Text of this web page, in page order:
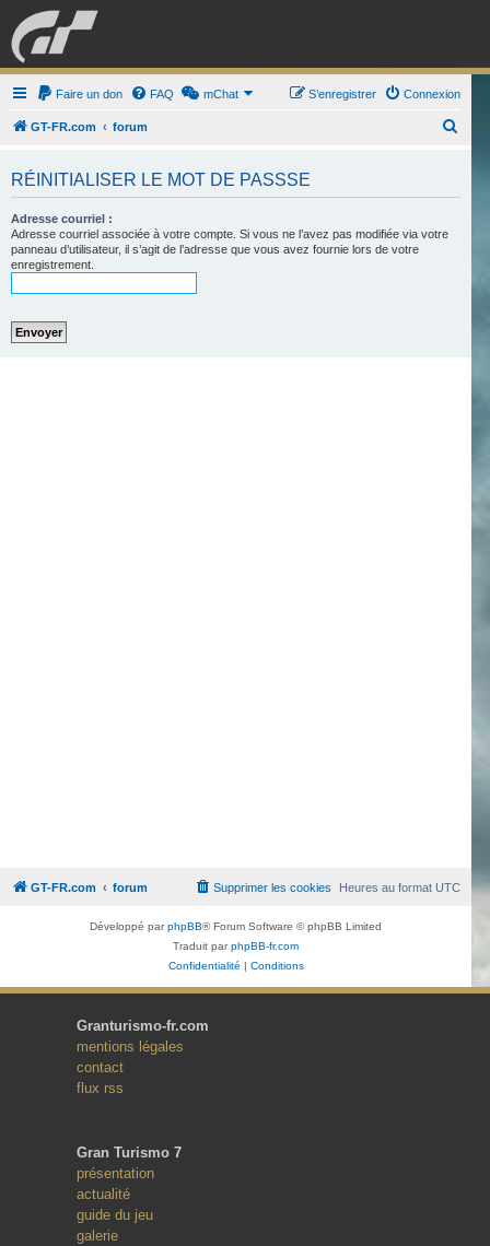
GRAN TURISMO FORUM
ESPORT BOUTIQUE
Faire un don FAQ mChat Connexion
S’enregistrer
GT-FR.com forum
RÉINITIALISER LE MOT DE PASSSE
Adresse courriel :
Adresse courriel associée à votre compte. Si vous ne l’avez pas modifiée via votre
panneau d’utilisateur, il s’agit de l’adresse que vous avez fournie lors de votre
enregistrement.
GT-FR.com forum Heures au formatUTC
Supprimer les cookies
Développé parphpBB® Forum Software © phpBB Limited
Traduit parphpBB-fr.com
Confidentialité | Conditions
Granturismo-fr.com
mentions légales
contact
flux rss
Gran Turismo 7
présentation
actualité
guide du jeu
galerie